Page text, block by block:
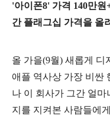
'아이폰8' 가격 140만원
간 플래그십 가격을 올
올 가을(9월) 새롭게 디
애플 역사상 가장 비싼
나 이 회사가 그간 얼
지를 지켜본 사람들에